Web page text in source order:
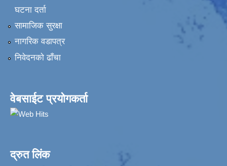
घटना दर्ता
सामाजिक सुरक्षा
नागरिक वडापत्र
निवेदनकाे ढाँचा
वेबसाईट प्रयोगकर्ता
द्रुत लिंक